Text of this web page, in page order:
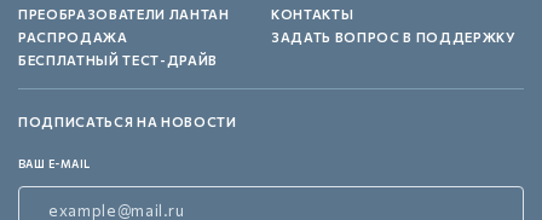
ПРЕОБРАЗОВАТЕЛИ ЛАНТАН
РАСПРОДАЖА
БЕСПЛАТНЫЙ ТЕСТ-ДРАЙВ
КОНТАКТЫ
ЗАДАТЬ ВОПРОС В ПОДДЕРЖКУ
ПОДПИСАТЬСЯ НА НОВОСТИ
ВАШ E-MAIL